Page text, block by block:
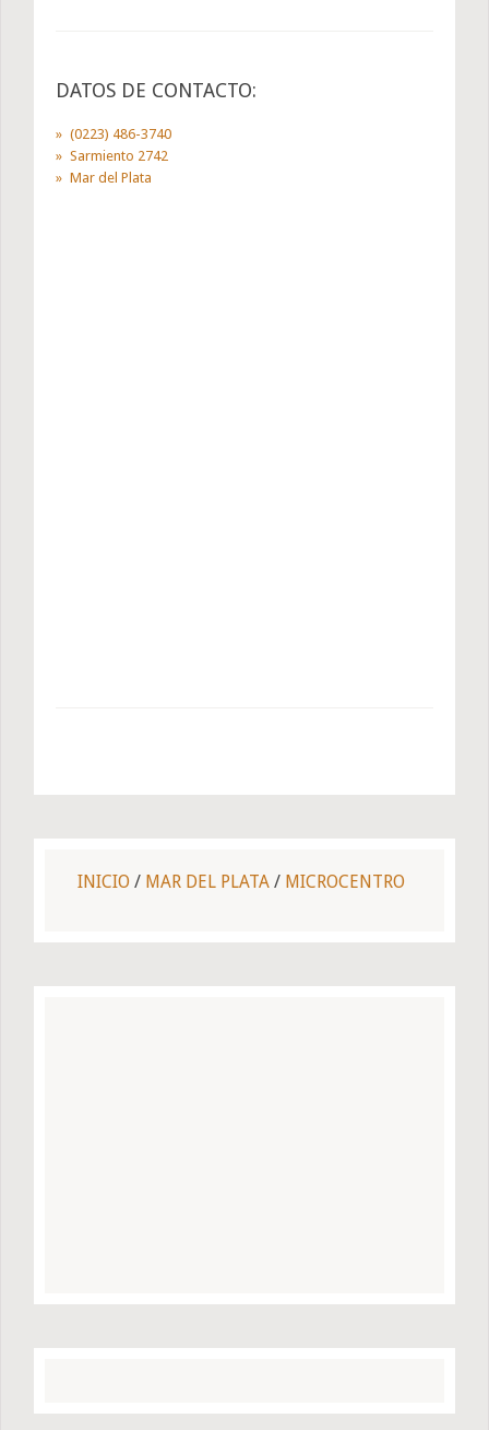
DATOS DE CONTACTO:
(0223) 486-3740
Sarmiento 2742
Mar del Plata
INICIO / MAR DEL PLATA / MICROCENTRO